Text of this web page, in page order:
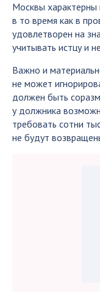
Москвы
в то время как в
удовлетворен на
учитывать истцу и
Важно и
не может
должен быть
у должника
требовать сотни
не будут